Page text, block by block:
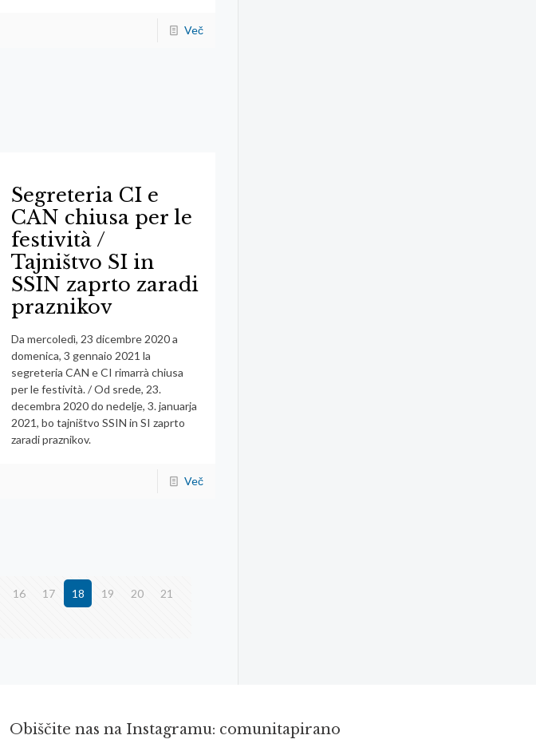
Več
Segreteria CI e
CAN chiusa per le
festività /
Tajništvo SI in
SSIN zaprto zaradi
praznikov
Da mercoledì, 23 dicembre 2020 a
domenica, 3 gennaio 2021 la
segreteria CAN e CI rimarrà chiusa
per le festività. / Od srede, 23.
decembra 2020 do nedelje, 3. januarja
2021, bo tajništvo SSIN in SI zaprto
zaradi praznikov.
Več
16 17 18 19 20 21
Obiščite nas na Instagramu: comunitapirano